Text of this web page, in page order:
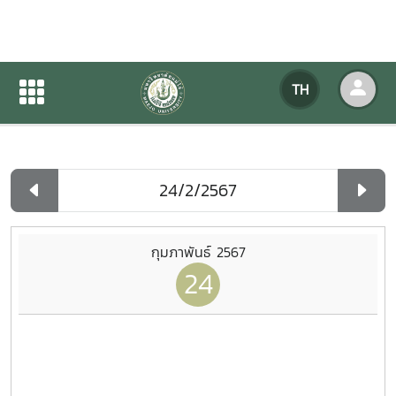
TH
ปฏิทินกิจกรรมของหน่วยงาน
ปฏิทินกิจกรรมของหน่วยงาน
กุมภาพันธ์ 2567
24